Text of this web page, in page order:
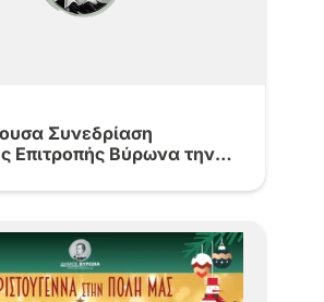
Συνεδρίαση
Επιτροπής Βύρωνα την